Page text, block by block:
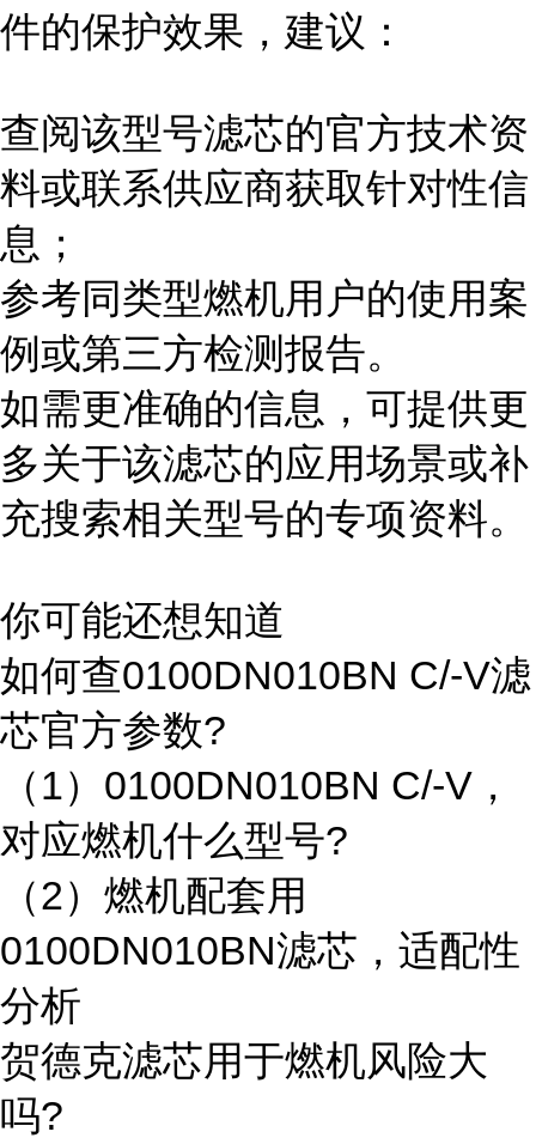
件的保护效果，建议：
查阅该型号滤芯的官方技术资
料或联系供应商获取针对性信
息；
参考同类型燃机用户的使用案
例或第三方检测报告。
如需更准确的信息，可提供更
多关于该滤芯的应用场景或补
充搜索相关型号的专项资料。
你可能还想知道
如何查0100DN010BN C/-V滤
芯官方参数?
（1）0100DN010BN C/-V，
对应燃机什么型号?
（2）燃机配套用
0100DN010BN滤芯，适配性
分析
贺德克滤芯用于燃机风险大
吗?